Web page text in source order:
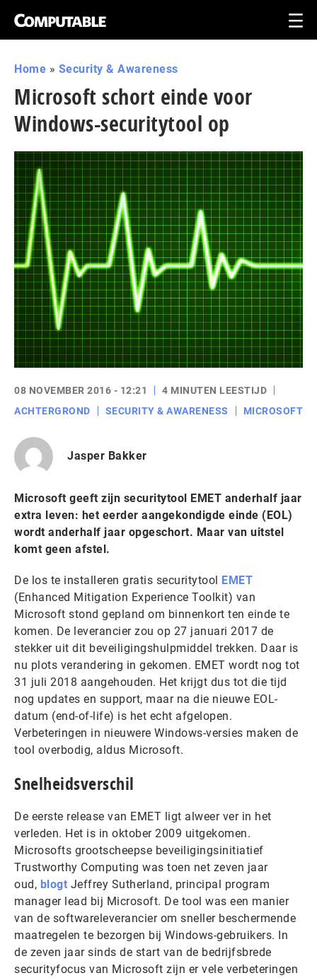
Home » Security & Awareness
Microsoft schort einde voor
Windows-securitytool op
08 NOVEMBER 2016 - 12:21
4 MINUTEN LEESTIJD
ACHTERGROND
SECURITY & AWARENESS MICROSOFT
Jasper Bakker
Microsoft geeft zijn securitytool EMET anderhalf jaar
extra leven: het eerder aangekondigde einde (EOL)
wordt anderhalf jaar opgeschort. Maar van uitstel
komt geen afstel.
De los te installeren gratis securitytool EMET
(Enhanced Mitigation Experience Toolkit) van
Microsoft stond gepland om binnenkort ten einde te
komen. De leverancier zou op 27 januari 2017 de
stekker uit dit beveiligingshulpmiddel trekken. Daar is
nu plots verandering in gekomen. EMET wordt nog tot
31 juli 2018 aangehouden. Het krijgt dus tot die tijd
nog updates en support, maar na die nieuwe EOL-
datum (end-of-life) is het echt afgelopen.
Verbeteringen in nieuwere Windows-versies maken de
tool overbodig, aldus Microsoft.
Snelheidsverschil
De eerste release van EMET ligt alweer ver in het
verleden. Het is in oktober 2009 uitgekomen.
Microsofts grootscheepse beveiligingsinitiatief
Trustworthy Computing was toen net zeven jaar
oud, blogt Jeffrey Sutherland, principal program
manager lead bij Microsoft. De tool was een manier
van de softwareleverancier om sneller beschermende
maatregelen te bezorgen bij Windows-gebruikers. In
de zeven jaar sinds de start van de bedrijfsbrede
securityfocus van Microsoft zijn er vele verbeteringen